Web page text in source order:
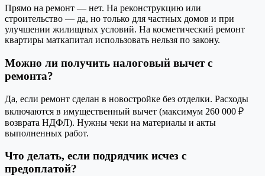
Прямо на ремонт — нет. На реконструкцию или
строительство — да, но только для частных домов и при
улучшении жилищных условий. На косметический ремонт
квартиры маткапитал использовать нельзя по закону.
Можно ли получить налоговый вычет с
ремонта?
Да, если ремонт сделан в новостройке без отделки. Расходы
включаются в имущественный вычет (максимум 260 000 ₽
возврата НДФЛ). Нужны чеки на материалы и акты
выполненных работ.
Что делать, если подрядчик исчез с
предоплатой?